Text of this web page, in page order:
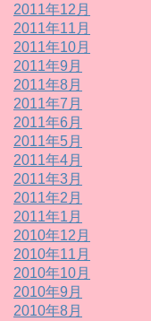
2011年12月
2011年11月
2011年10月
2011年9月
2011年8月
2011年7月
2011年6月
2011年5月
2011年4月
2011年3月
2011年2月
2011年1月
2010年12月
2010年11月
2010年10月
2010年9月
2010年8月